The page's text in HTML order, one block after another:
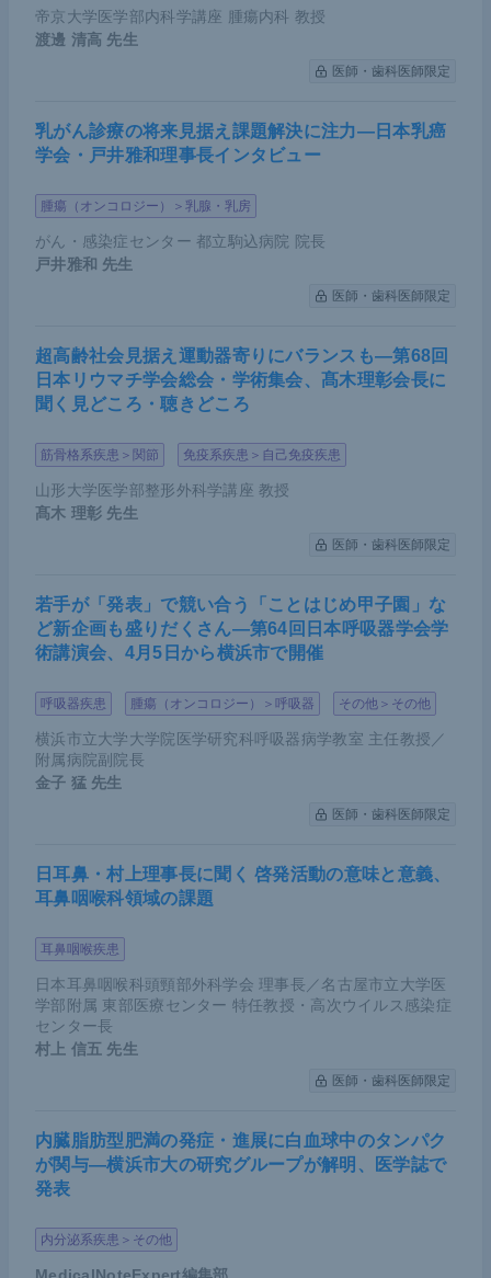
得機序を解明できることだ。具体的には、融合遺伝
側の耐性機序、さらに共通
ことができる。
従来 YAP1遺伝子の間接的な標的薬とされていた
が、遺伝子増幅モデルに関しては効果が認められて
いなかった。しかしながら、CRISPR-Cas9システ
ムの応用によって、オーロラ・キナーゼ阻害剤がYA
制するという機序が解明された。このように、CRIS
PR-Cas9システムは複雑なシグナル相互作用の解明
である。
CRISPR-Cas9システムを用いた点変異モ
CRISPR-Cas9システムでは、トリプルミュータン
トのモデルを作製することも可能だ。今回我々が
という2つの耐性変異を併せ持つモデルで薬剤効果
を検証したところ、標準治療とされている第3世代
オシメルチニブでは効果がみられず、新薬である第
4世代アロステリック阻害剤で効果を示し、さらに
が認められた。このように、CRISPR-Cas9システ
ムは、新薬開発にも有用である。
出典：
小林氏講演資料（提供：小林氏）
帝京大学医学部内科学講座 腫瘍内科 教授
渡邊 清高 先生
医師・歯科医師限定
乳がん診療の将来見据え課題解決に注力―日本乳癌
学会・戸井雅和理事長インタビュー
腫瘍（オンコロジー）＞乳腺・乳房
がん・感染症センター 都立駒込病院 院長
戸井雅和 先生
医師・歯科医師限定
超高齢社会見据え運動器寄りにバランスも―第68回
日本リウマチ学会総会・学術集会、髙木理彰会長に
聞く見どころ・聴きどころ
筋骨格系疾患＞関節 免疫系疾患＞自己免疫疾患
山形大学医学部整形外科学講座 教授
髙木 理彰 先生
医師・歯科医師限定
若手が「発表」で競い合う「ことはじめ甲子園」な
ど新企画も盛りだくさん―第64回日本呼吸器学会学
術講演会、4月5日から横浜市で開催
呼吸器疾患 腫瘍（オンコロジー）＞呼吸器 その他＞その他
横浜市立大学大学院医学研究科呼吸器病学教室 主任教授／
附属病院副院長
金子 猛 先生
医師・歯科医師限定
日耳鼻・村上理事長に聞く 啓発活動の意味と意義、
耳鼻咽喉科領域の課題
耳鼻咽喉疾患
日本耳鼻咽喉科頭頸部外科学会 理事長／名古屋市立大学医
学部附属 東部医療センター 特任教授・高次ウイルス感染症
センター長
村上 信五 先生
医師・歯科医師限定
内臓脂肪型肥満の発症・進展に白血球中のタンパク
が関与―横浜市大の研究グループが解明、医学誌で
発表
内分泌系疾患＞その他